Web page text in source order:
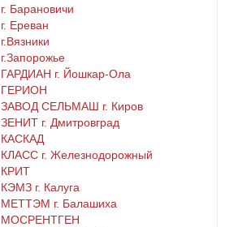
г. Барановичи
г. Ереван
г.Вязники
г.Запорожье
ГАРДИАН г. Йошкар-Ола
ГЕРИОН
ЗАВОД СЕЛЬМАШ г. Киров
ЗЕНИТ г. Дмитровград
КАСКАД
КЛАСС г. Железнодорожный
КРИТ
КЭМЗ г. Калуга
МЕТТЭМ г. Балашиха
МОСРЕНТГЕН